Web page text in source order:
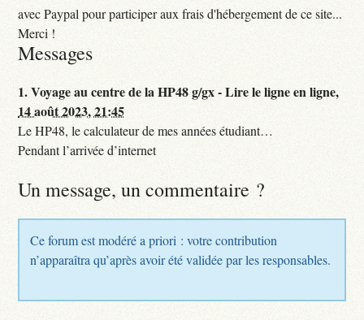
avec Paypal pour participer aux frais d'hébergement de ce site...
Merci !
Messages
1.Voyage au centre de la HP48 g/gx - Lire le ligne en ligne,
14 août 2023, 21:45
Le HP48, le calculateur de mes années étudiant…
Pendant l’arrivée d’internet
Un message, un commentaire ?
Ce forum est modéré a priori : votre contribution
n’apparaîtra qu’après avoir été validée par les responsables.